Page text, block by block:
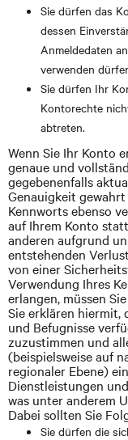
Sie dürfen das
dessen
Anmeldedaten
verwenden
Sie dürfen Ihr
Kontorechte
abtreten.
Wenn Sie Ihr Konto
genaue und
gegebenenfalls
Genauigkeit
Kennworts ebenso
auf Ihrem Konto
anderen aufgrund
entstehenden
von einer
Verwendung Ihres
erlangen, müssen
Sie erklären hiermit,
und Befugnisse
zuzustimmen und
(beispielsweise auf
regionaler Ebene)
Dienstleistungen
was unter anderem
Dabei sollten Sie
Sie dürfen die